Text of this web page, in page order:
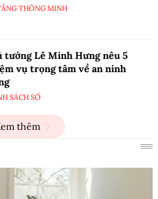
THÔNG MINH
tướng Lê Minh Hưng nêu 5
vụ trọng tâm về an ninh
SÁCH SỐ
thêm